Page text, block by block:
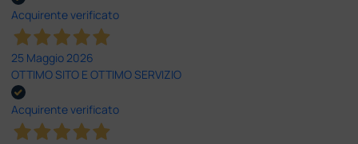
Acquirente verificato
25 Maggio 2026
OTTIMO SITO E OTTIMO SERVIZIO
Acquirente verificato